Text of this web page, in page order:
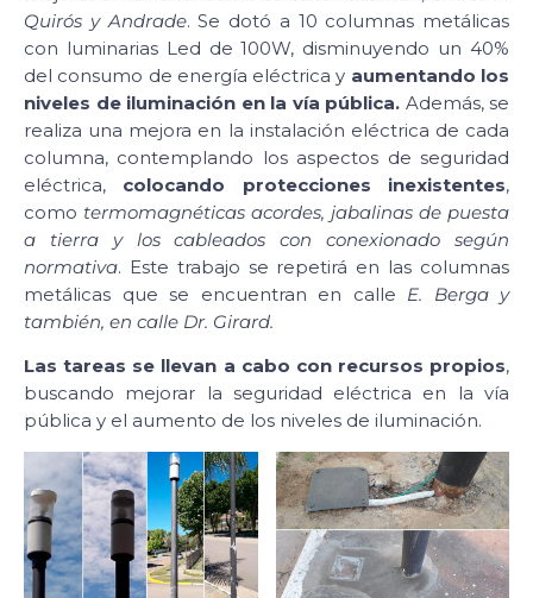
Quirós y Andrade. Se dotó a 10 columnas metálicas
con luminarias Led de 100W, disminuyendo un 40%
del consumo de energía eléctrica y aumentando los
niveles de iluminación en la vía pública. Además, se
realiza una mejora en la instalación eléctrica de cada
columna, contemplando los aspectos de seguridad
eléctrica, colocando protecciones inexistentes,
como termomagnéticas acordes, jabalinas de puesta
a tierra y los cableados con conexionado según
normativa. Este trabajo se repetirá en las columnas
metálicas que se encuentran en calle E. Berga y
también, en calle Dr. Girard.
Las tareas se llevan a cabo con recursos propios,
buscando mejorar la seguridad eléctrica en la vía
pública y el aumento de los niveles de iluminación.